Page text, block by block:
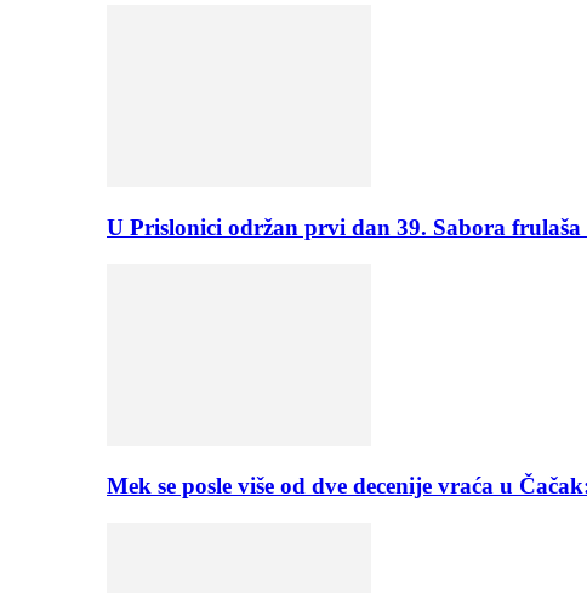
U Prislonici održan prvi dan 39. Sabora frulaša
Mek se posle više od dve decenije vraća u